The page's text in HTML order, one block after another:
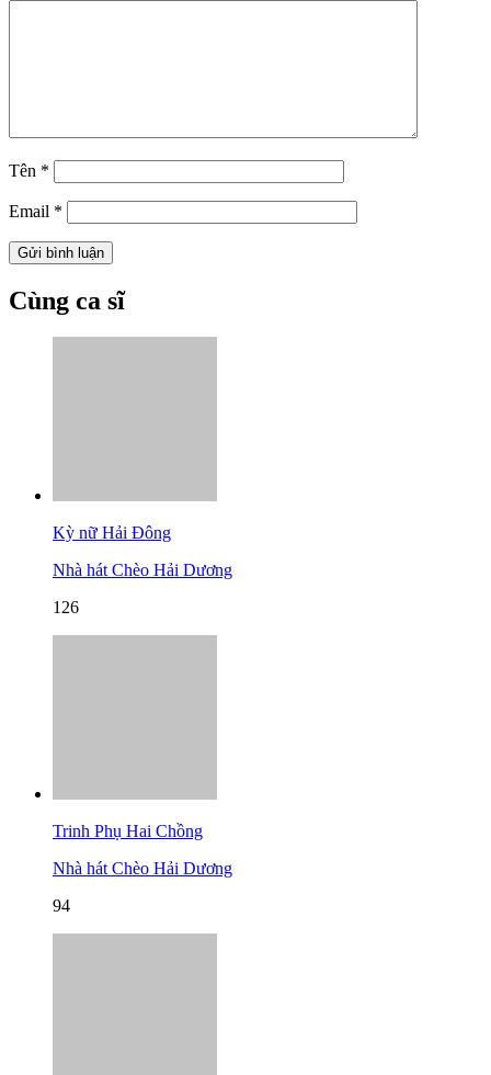
Tên *
Email *
Cùng ca sĩ
Kỳ nữ Hải Đông
Nhà hát Chèo Hải Dương
126
Trinh Phụ Hai Chồng
Nhà hát Chèo Hải Dương
94